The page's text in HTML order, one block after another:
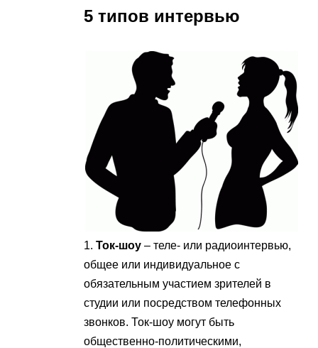
5 типов интервью
1.Ток-шоу – теле- или радиоинтервью,
общее или индивидуальное с
обязательным участием зрителей в
студии или посредством телефонных
звонков. Ток-шоу могут быть
общественно-политическими,